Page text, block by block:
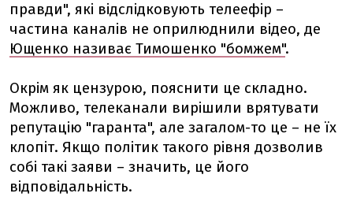
правди", які відслідковують телеефір –
частина каналів не оприлюднили відео, де
Ющенко називає Тимошенко "бомжем".
Окрім як цензурою, пояснити це складно.
Можливо, телеканали вирішили врятувати
репутацію "гаранта", але загалом-то це – не їх
клопіт. Якщо політик такого рівня дозволив
собі такі заяви – значить, це його
відповідальність.